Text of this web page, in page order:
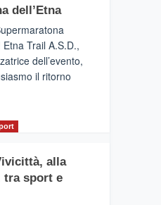
dell’Etna
Trail A.S.D.,
dell’evento,
il ritorno
alla
tra sport e